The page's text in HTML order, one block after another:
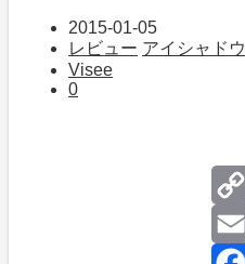
2015-01-05
レビュー アイシャドウ
Visee
0